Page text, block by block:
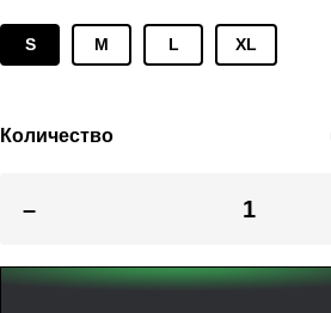
S M L XL
Количество
–